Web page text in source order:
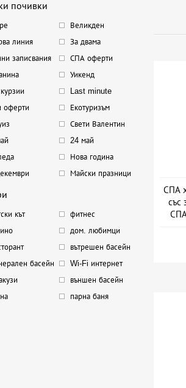
почивки
Великден
линия
За двама
записвания
СПА оферти
Уикенд
Last minute
оферти
Екотуризъм
Свети Валентин
24 май
Нова година
Майски празници
кът
фитнес
дом. любимци
вътрешен басейн
басейн
Wi-Fi интернет
външен басейн
парна баня
СПА
със